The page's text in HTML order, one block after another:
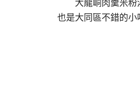
大龍峒肉羹米粉
也是大同區不錯的小